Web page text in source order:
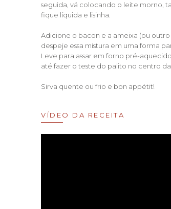
seguida, vá colocando o leite morno,
fique líquida e lisinha.
Adicione o bacon e a ameixa (ou
despeje essa mistura em uma forma
Leve para assar em forno pré-
até fazer o teste do palito no centro
Sirva quente ou frio e bon appétit!
VÍDEO DA RECEITA